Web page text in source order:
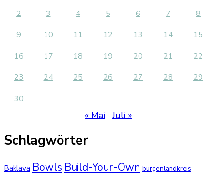
2
3 4 5 6 7
8
9
10 11 12 13 14
15
16
17 18 19 20 21
22
23
24 25 26 27 28
29
30
« Mai Juli »
Schlagwörter
Baklava Bowls Build-Your-Own burgenlandkreis